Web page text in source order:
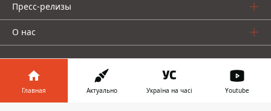
Пресс-релизы
О нас
Главная Актуально Україна на часі Youtube